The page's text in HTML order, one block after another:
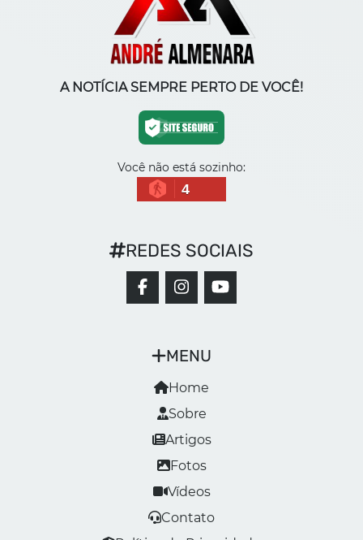
A NOTÍCIA SEMPRE PERTO DE VOCÊ!
Você não está sozinho:
4
MENU
Home
Sobre
Artigos
Fotos
Vídeos
Contato
REDES SOCIAIS